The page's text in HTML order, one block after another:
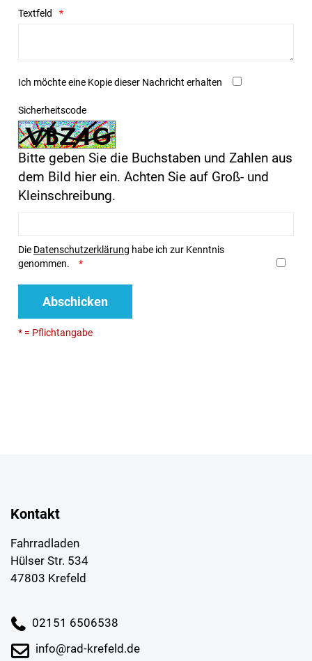
Textfeld
Ich möchte eine Kopie dieser Nachricht erhalten
Sicherheitscode
Bitte geben Sie die Buchstaben und Zahlen aus
dem Bild hier ein. Achten Sie auf Groß- und
Kleinschreibung.
Die Datenschutzerklärung habe ich zur Kenntnis
genommen.
Abschicken
* = Pflichtangabe
Kontakt
Fahrradladen
Hülser Str. 534
47803 Krefeld
02151 6506538
info@rad-krefeld.de